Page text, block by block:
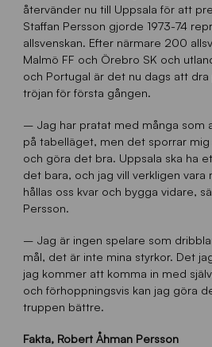
återvänder nu till Uppsala för att
Staffan Persson gjorde 1973-74
allsvenskan. Efter närmare 200
Malmö FF och Örebro SK och
och Portugal är det nu dags att
tröjan för första gången.
– Jag har pratat med många som
på tabelläget, men det sporrar
och göra det bra. Uppsala ska ha
det bara, och jag vill verkligen
hållas oss kvar och bygga vidare,
Persson.
– Jag är ingen spelare som
mål, det är inte mina styrkor. Det
jag kommer att komma in med
och förhoppningsvis kan jag göra
truppen bättre.
Fakta, Robert Åhman Persson